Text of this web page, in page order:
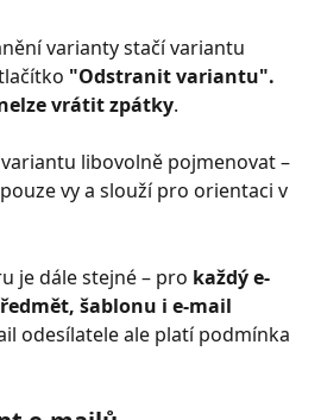
varianty stačí variantu
"Odstranit variantu".
vrátit zpátky.
libovolně pojmenovat –⁠⁠⁠⁠⁠⁠
vy a slouží pro orientaci v
je dále stejné –⁠⁠⁠⁠⁠⁠ pro každý e-
šablonu i e-mail
odesílatele ale platí podmínka